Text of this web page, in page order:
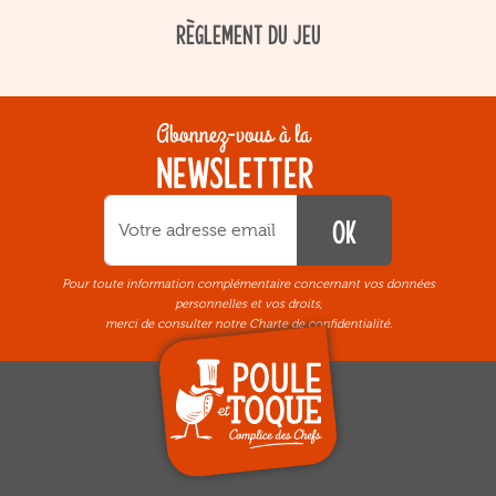
RÈGLEMENT DU JEU
Abonnez-vous à la
NEWSLETTER
OK
Pour toute information complémentaire concernant vos données
personnelles et vos droits,
merci de consulter notre Charte de confidentialité.